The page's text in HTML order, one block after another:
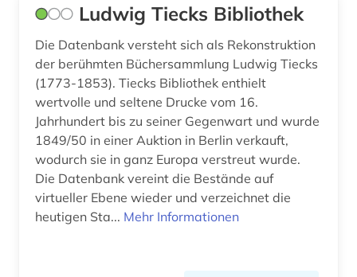
Ludwig Tiecks Bibliothek
Die Datenbank versteht sich als Rekonstruktion
der berühmten Büchersammlung Ludwig Tiecks
(1773-1853). Tiecks Bibliothek enthielt
wertvolle und seltene Drucke vom 16.
Jahrhundert bis zu seiner Gegenwart und wurde
1849/50 in einer Auktion in Berlin verkauft,
wodurch sie in ganz Europa verstreut wurde.
Die Datenbank vereint die Bestände auf
virtueller Ebene wieder und verzeichnet die
heutigen Sta... Mehr Informationen